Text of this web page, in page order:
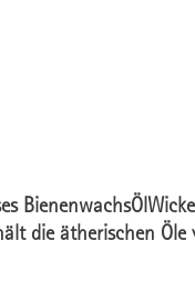
die ätherischen